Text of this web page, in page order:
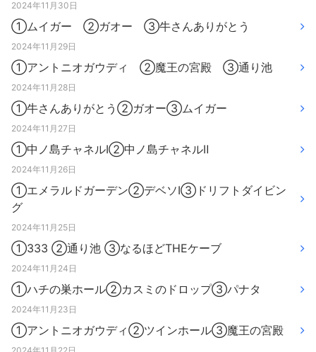
2024年11月30日
①ムイガー ②ガオー ③牛さんありがとう
2024年11月29日
①アントニオガウディ ②魔王の宮殿 ③通り池
2024年11月28日
①牛さんありがとう②ガオー③ムイガー
2024年11月27日
①中ノ島チャネルⅠ②中ノ島チャネルⅡ
2024年11月26日
①エメラルドガーデン②デベソⅠ③ドリフトダイビン
グ
2024年11月25日
①333 ②通り池 ③なるほどTHEケーブ
2024年11月24日
①ハチの巣ホール②カスミのドロップ③パナタ
2024年11月23日
①アントニオガウディ②ツインホール③魔王の宮殿